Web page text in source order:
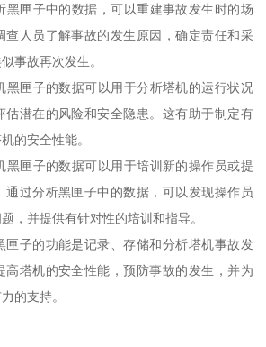
黑匣子中的数据，可以重建事故发生时的场
查人员了解事故的发生原因，确定责任和采
事故再次发生。
黑匣子的数据可以用于分析塔机的运行状况
估潜在的风险和安全隐患。这有助于制定有
的安全性能。
黑匣子的数据可以用于培训新的操作员或提
通过分析黑匣子中的数据，可以发现操作员
，并提供有针对性的培训和指导。
匣子的功能是记录、存储和分析塔机事故发
高塔机的安全性能，预防事故的发生，并为
的支持。